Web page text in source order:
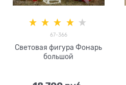
67-366
Световая фигура Фонарь
большой